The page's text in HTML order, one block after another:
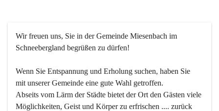
Wir freuen uns, Sie in der Gemeinde Miesenbach im
Schneebergland begrüßen zu dürfen!
Wenn Sie Entspannung und Erholung suchen, haben Sie
mit unserer Gemeinde eine gute Wahl getroffen.
Abseits vom Lärm der Städte bietet der Ort den Gästen viele
Möglichkeiten, Geist und Körper zu erfrischen .... zurück